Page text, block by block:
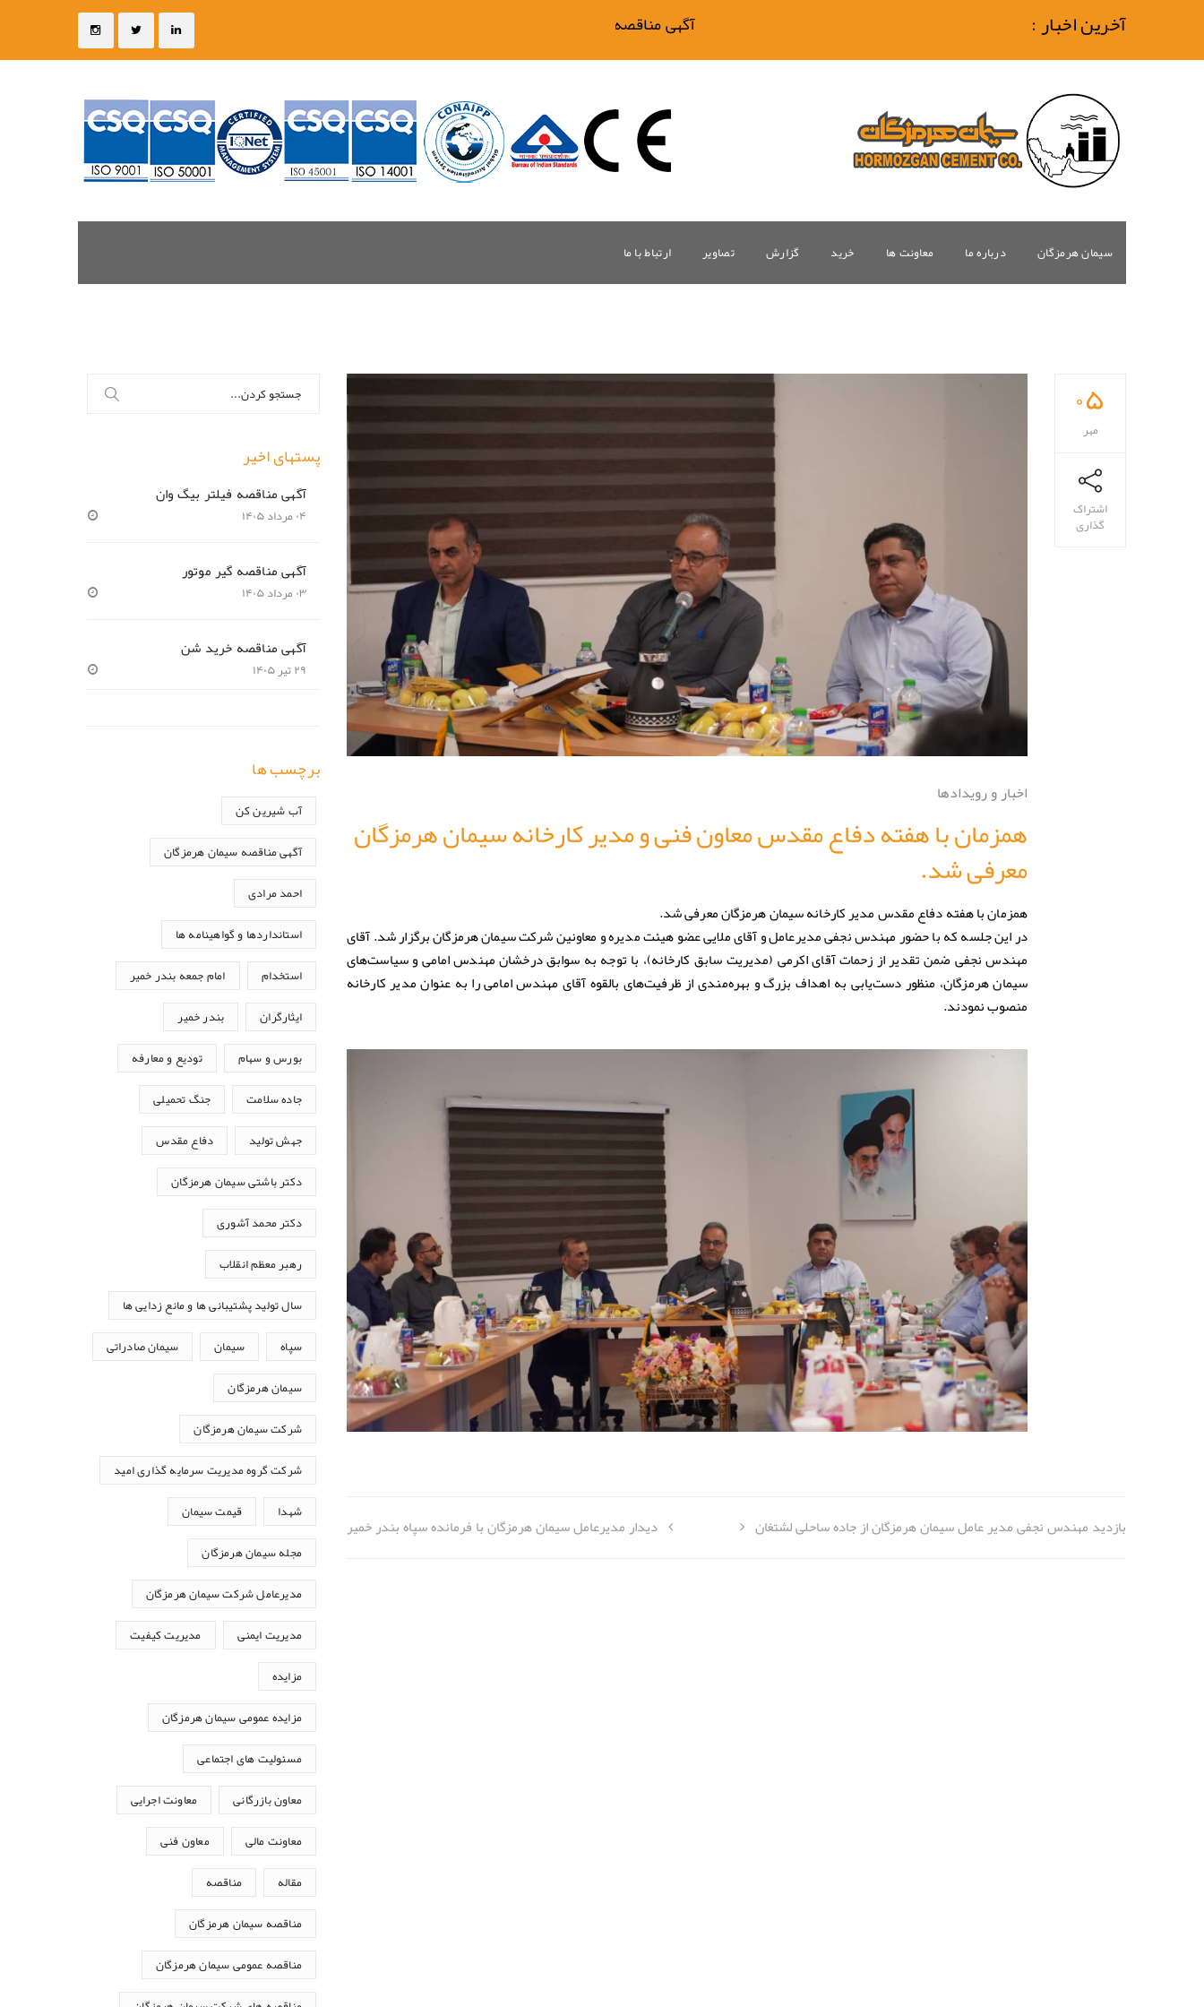
آخرین اخبار : آگهی مناقصه فیلتر بیگ وان
ارتباط با ما تصاویر گزارش خرید معاونت ها درباره ما سیمان هرمزگان
۰۵
مهر
اشتراک
گذاری
اخبار و رویدادها
همزمان با هفته دفاع مقدس معاون فنی و مدیر کارخانه‌ سیمان هرمزگان
معرفی شد.
همزمان با هفته دفاع مقدس مدیر کارخانه‌ سیمان هرمزگان معرفی شد.
در این جلسه که با حضور مهندس نجفی مدیرعامل و آقای ملایی عضو هیئت مدیره و معاونین شرکت سیمان هرمزگان برگزار شد. آقای
مهندس نجفی ضمن تقدیر از زحمات آقای اکرمی (مدیریت سابق کارخانه)، با توجه به سوابق درخشان مهندس امامی و سیاست‌های
سیمان هرمزگان، منظور دست‌یابی به اهداف بزرگ و بهره‌مندی از ظرفیت‌های بالقوه آقای مهندس امامی را به عنوان مدیر کارخانه
منصوب نمودند.
دیدار مدیرعامل سیمان هرمزگان با فرمانده سپاه بندر خمیر بازدید مهندس نجفی مدیر عامل سیمان هرمزگان از جاده ساحلی لشتغان
برای:
پستهای اخیر
آگهی مناقصه فیلتر بیگ وان
۰۴ مرداد ۱۴۰۵
آگهی مناقصه گیر موتور
۰۳ مرداد ۱۴۰۵
آگهی مناقصه خرید شن
۲۹ تیر ۱۴۰۵
برچسب ها
آب شیرین کن
آگهی مناقصه سیمان هرمزگان
احمد مرادی
استانداردها و گواهینامه ها
استخدام امام جمعه بندر خمیر
ایثارگران بندر خمیر
بورس و سهام تودیع و معارفه
جاده سلامت جنگ تحمیلی
جهش تولید دفاع مقدس
دکتر باشتی سیمان هرمزگان
دکتر محمد آشوری
رهبر معظم انقلاب
سال تولید پشتیبانی ها و مانع زدایی ها
سپاه سیمان سیمان صادراتی
سیمان هرمزگان
شرکت سیمان هرمزگان
شرکت گروه مدیریت سرمایه گذاری امید
شهدا قیمت سیمان
مجله سیمان هرمزگان
مدیرعامل شرکت سیمان هرمزگان
مدیریت ایمنی مدیریت کیفیت
مزایده
مزایده عمومی سیمان هرمزگان
مسئولیت های اجتماعی
معاون بازرگانی معاونت اجرایی
معاونت مالی معاون فنی
مقاله مناقصه
مناقصه سیمان هرمزگان
مناقصه عمومی سیمان هرمزگان